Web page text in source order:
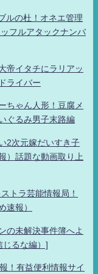
ルの杜！オネエ管理
フルアタックナンバ
帝イタチにラリアッ
ライバー
ちゃん人形！豆腐メ
ぐるみ男子末路編
2次元嫁だいすき子
）話題な動画取り上
トラ芸能情報局！
速報）
の未解決事件簿へよ
じるな編）]
有益便利情報サイ